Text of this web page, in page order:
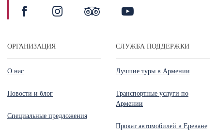
ОРГАНИЗАЦИЯ
О нас
Новости и блог
Специальные предложения
СЛУЖБА ПОДДЕРЖКИ
Лучшие туры в Армении
Транспортные услуги по
Армении
Прокат автомобилей в Ереване